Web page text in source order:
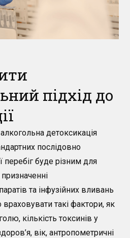
підхід до
детоксикація
послідовно
перебіг буде різним для
та інфузійних вливань
враховувати такі фактори, як
кількість токсинів у
вік, антропометричні